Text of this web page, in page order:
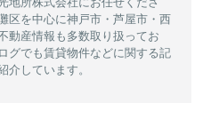
区を中心に神戸市・芦屋市・西
動産情報も多数取り扱ってお
グでも賃貸物件などに関する記
介しています。